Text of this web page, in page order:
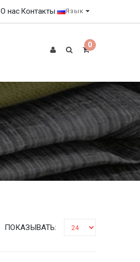
О насКонтакты Язык
0
ПОКАЗЫВАТЬ: